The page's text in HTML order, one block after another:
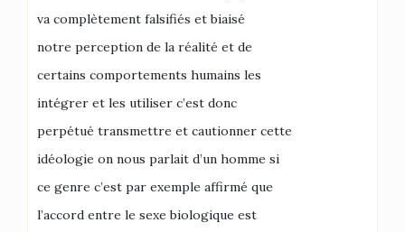
va complètement falsifiés et biaisé
notre perception de la réalité et de
certains comportements humains les
intégrer et les utiliser c’est donc
perpétué transmettre et cautionner cette
idéologie on nous parlait d’un homme si
ce genre c’est par exemple affirmé que
l’accord entre le sexe biologique est